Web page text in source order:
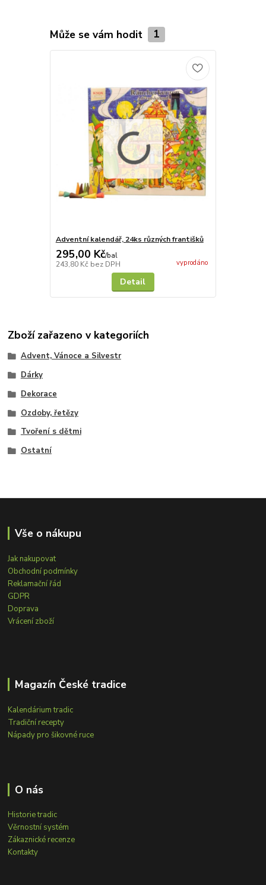
Může se vám hodit 1
Adventní kalendář, 24ks různých františků
295,00 Kč/bal
243,80 Kč bez DPH vyprodáno
Detail
Zboží zařazeno v kategoriích
Advent, Vánoce a Silvestr
Dárky
Dekorace
Ozdoby, řetězy
Tvoření s dětmi
Ostatní
Vše o nákupu
Jak nakupovat
Obchodní podmínky
Reklamační řád
GDPR
Doprava
Vrácení zboží
Magazín České tradice
Kalendárium tradic
Tradiční recepty
Nápady pro šikovné ruce
O nás
Historie tradic
Věrnostní systém
Zákaznické recenze
Kontakty